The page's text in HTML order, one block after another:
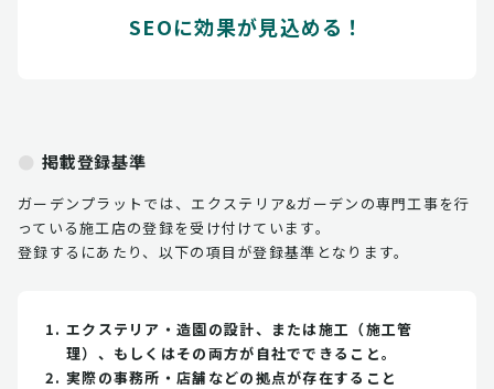
SEOに効果が見込める！
掲載登録基準
ガーデンプラットでは、エクステリア&ガーデンの専門工事を行
っている施工店の登録を受け付けています。
登録するにあたり、以下の項目が登録基準となります。
エクステリア・造園の設計、または施工（施工管
理）、もしくはその両方が自社でできること。
実際の事務所・店舗などの拠点が存在すること